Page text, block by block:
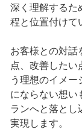
深く理解するた
程と位置付けて
お客様との対話
点、改善したい
う理想のイメ
にならない想い
ランへと落とし
実現します。